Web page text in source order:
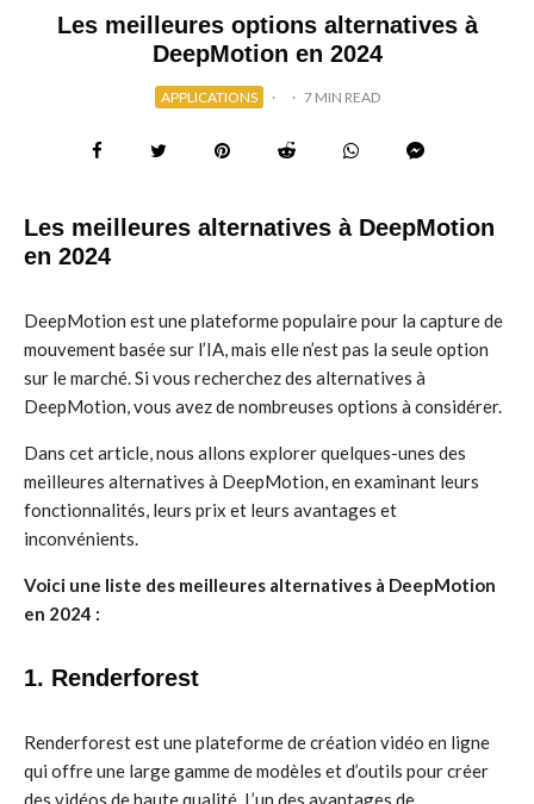
Les meilleures options alternatives à
DeepMotion en 2024
APPLICATIONS · · 7 MIN READ
Les meilleures alternatives à DeepMotion
en 2024
DeepMotion est une plateforme populaire pour la capture de
mouvement basée sur l’IA, mais elle n’est pas la seule option
sur le marché. Si vous recherchez des alternatives à
DeepMotion, vous avez de nombreuses options à considérer.
Dans cet article, nous allons explorer quelques-unes des
meilleures alternatives à DeepMotion, en examinant leurs
fonctionnalités, leurs prix et leurs avantages et
inconvénients.
Voici une liste des meilleures alternatives à DeepMotion
en 2024 :
1. Renderforest
Renderforest est une plateforme de création vidéo en ligne
qui offre une large gamme de modèles et d’outils pour créer
des vidéos de haute qualité. L’un des avantages de